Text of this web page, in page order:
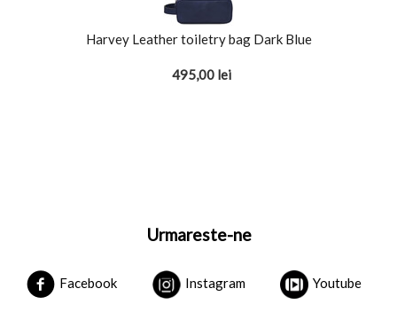
Harvey Leather toiletry bag Dark Blue
495,00 lei
Urmareste-ne
Facebook Instagram Youtube